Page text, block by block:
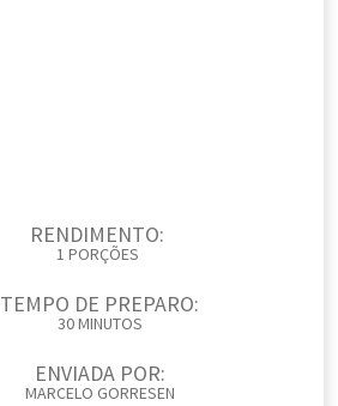
RENDIMENTO:
1 PORÇÕES
TEMPO DE PREPARO:
30 MINUTOS
ENVIADA POR:
MARCELO GORRESEN